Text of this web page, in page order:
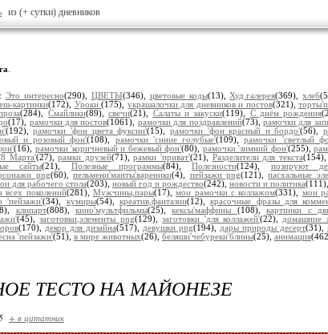
из (+ сутки) дневников
Это интересно(290), ЦВЕТЫ(346), цветовые коды(13),Худ.галерея(369),хлеб
картинки(172), Уроки (175), украшалочки для дневников и постов(321),
(284), Смайлики(89),свечи(21), Салаты и закуски(119), С днём рождения
(17), рамочки для постов(1061), рамочки для поздравлений(73), рамочки для
(192),рамочки 'фон цвета фуксии'(15), рамочки 'фон красный и бордо'(56),
и розовый фон'(108), рамочки 'синие голубые'(109),рамочки 'светлый
(16), рамочки 'коричневый и бежевый фон'(80), рамочки 'зимний фон'(255),
Марта'(27),рамки друзей(71),рамки 'приват'(21), Разделители для текста(154),
сайты(21), Полезные программы(84),Полезности(124), позируют
png(60),пельмени'манты'вареники(4), пейзажи png(121),пасхальные
для рабочего стола(203), новый год и рождество(242), новости и политика(111),
всех поколений(281), Мужчины,пары(17),мои рамочки с коллажом(331), мои
'пейзажи'(34), кумиры(54), креатив,фантазии(12),красочные фразы для
клипарт(808), кино'мультфильмы(25),кексы'маффины (108),картинки с
(45),заготовки,элементы png(129),заготовки 'для коллажей'(22), домашние
(170), декор для дизайна(517), девушки png(194), дары природы десерт(31),
'пейзажи'(51), в мире животных(26), беляши'чебуреки'блины(25), анимация
ТЕСТО НА МАЙОНЕЗЕ
+ в цитатник